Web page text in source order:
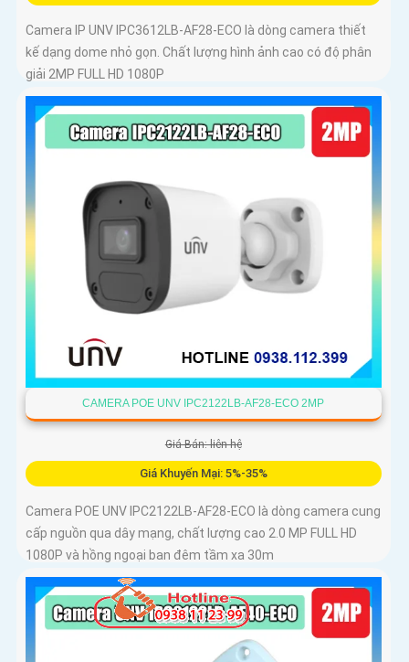
Camera IP UNV IPC3612LB-AF28-ECO là dòng camera thiết
kế dạng dome nhỏ gọn. Chất lượng hình ảnh cao có độ phân
giải 2MP FULL HD 1080P
CAMERA POE UNV IPC2122LB-AF28-ECO 2MP
Giá Bán: liên hệ
Giá Khuyến Mại: 5%-35%
Camera POE UNV IPC2122LB-AF28-ECO là dòng camera cung
cấp nguồn qua dây mạng, chất lượng cao 2.0 MP FULL HD
1080P và hồng ngoại ban đêm tầm xa 30m